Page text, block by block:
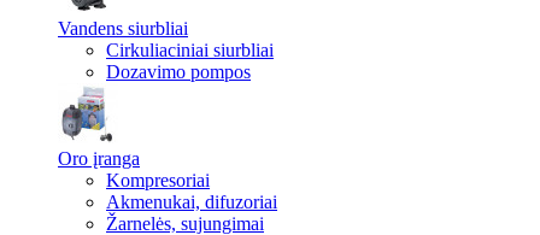
Vandens siurbliai
Cirkuliaciniai siurbliai
Dozavimo pompos
Oro įranga
Kompresoriai
Akmenukai, difuzoriai
Žarnelės, sujungimai